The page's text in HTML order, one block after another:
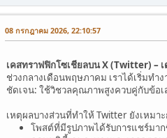
08 กรกฎาคม 2026, 22:10:57
เคสทราฟฟิกโซเชียลบน X (Twitter) –
ช่วงกลางเดือนพฤษภาคม เราได้เริ่มท
ชัดเจน: ใช้วิชวลคุณภาพสูงควบคู่กับข้อ
เหตุผลบางส่วนที่ทำให้ Twitter ยังเหมา
โพสต์ที่มีรูปภาพได้รับการแชร์มา